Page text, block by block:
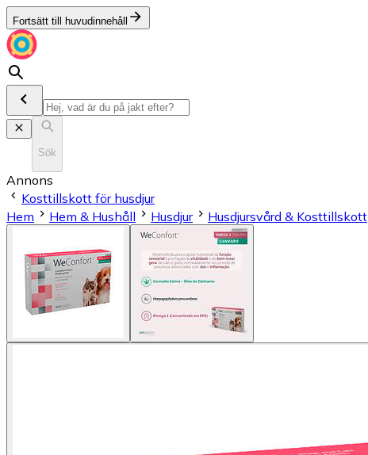
Fortsätt till huvudinnehåll
Sök
Annons
Kosttillskott för husdjur
Hem
Hem & Hushåll Husdjur Husdjursvård & Kosttillskott